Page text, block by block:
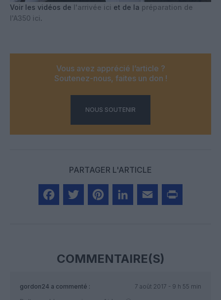
Voir les vidéos de l'arrivée ici et de la préparation de
l'A350 ici.
Vous avez apprécié l’article ?
Soutenez-nous, faites un don !
NOUS SOUTENIR
PARTAGER L'ARTICLE
COMMENTAIRE(S)
gordon24 a commenté :
7 août 2017 - 9 h 55 min